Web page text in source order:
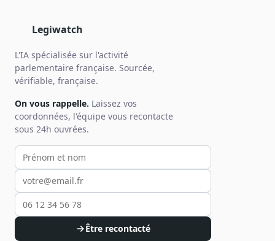
Legiwatch
L'IA spécialisée sur l'activité
parlementaire française. Sourcée,
vérifiable, française.
On vous rappelle. Laissez vos
coordonnées, l'équipe vous recontacte
sous 24h ouvrées.
Votre prénom et nom
Votre email
Votre téléphone
Être recontacté